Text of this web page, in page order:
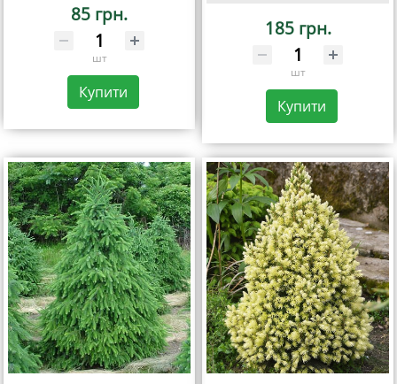
85 грн.
шт
Купити
185 грн.
шт
Купити